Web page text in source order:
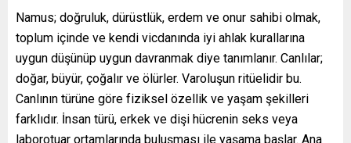
Namus; doğruluk, dürüstlük, erdem ve onur sahibi olmak,
toplum içinde ve kendi vicdanında iyi ahlak kurallarına
uygun düşünüp uygun davranmak diye tanımlanır. Canlılar;
doğar, büyür, çoğalır ve ölürler. Varoluşun ritüelidir bu.
Canlının türüne göre fiziksel özellik ve yaşam şekilleri
farklıdır. İnsan türü, erkek ve dişi hücrenin seks veya
laborotuar ortamlarında buluşması ile yaşama başlar. Ana